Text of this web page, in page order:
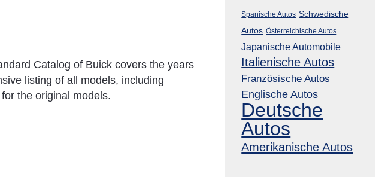
Catalog of Buick covers the years
listing of all models, including
the original models.
Spanische Autos Schwedische
Autos Österreichische Autos
Japanische Automobile
Italienische Autos
Französische Autos
Englische Autos
Deutsche
Autos
Amerikanische Autos